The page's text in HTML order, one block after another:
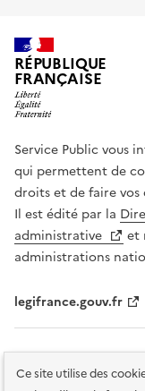
Ce site utilise des
RÉPUBLIQUE
FRANÇAISE
Service Public vous
qui permettent de
droits et de faire vos
Il est édité par la
administrative
et
administrations
legifrance.gouv.fr